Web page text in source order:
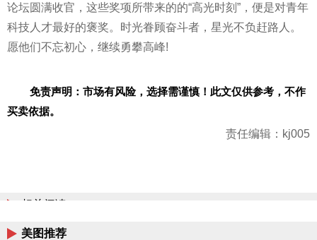
论坛圆满收官，这些奖项所带来的的“高光时刻”，便是对青年
科技人才最好的褒奖。时光眷顾奋斗者，星光不负赶路人。
愿他们不忘初心，继续勇攀高峰!
免责声明：市场有风险，选择需谨慎！此文仅供参考，不作
买卖依据。
责任编辑：kj005
相关阅读
美图推荐